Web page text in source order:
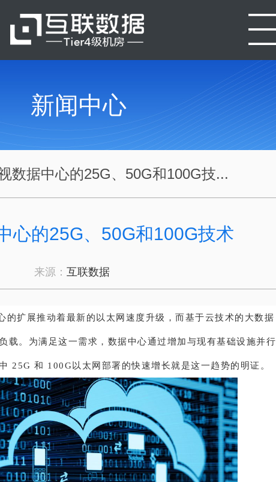
新闻中心
数据中心的25G、50G和100G技...
心的25G、50G和100G技术
来源： 互联数据
的扩展推动着最新的以太网速度升级，而基于云技术的 大数据
载。为满足这一需求，数据中心通过增加与现有基础设施并行
25G 和 100G以太网部署的快速增长就是这一趋势的明证。